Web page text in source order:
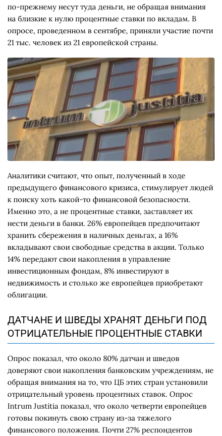
по-прежнему несут туда деньги, не обращая внимания
на близкие к нулю процентные ставки по вкладам. В
опросе, проведенном в сентябре, приняли участие почти
21 тыс. человек из 21 европейской страны.
Аналитики считают, что опыт, полученный в ходе
предыдущего финансового кризиса, стимулирует людей
к поиску хоть какой-то финансовой безопасности.
Именно это, а не процентные ставки, заставляет их
нести деньги в банки. 26% европейцев предпочитают
хранить сбережения в наличных деньгах, а 16%
вкладывают свои свободные средства в акции. Только
14% передают свои накопления в управление
инвестиционным фондам, 8% инвестируют в
недвижимость и столько же европейцев приобретают
облигации.
ДАТЧАНЕ И ШВЕДЫ ХРАНЯТ ДЕНЬГИ ПОД
ОТРИЦАТЕЛЬНЫЕ ПРОЦЕНТНЫЕ СТАВКИ
Опрос показал, что около 80% датчан и шведов
доверяют свои накопления банковским учреждениям, не
обращая внимания на то, что ЦБ этих стран установили
отрицательный уровень процентных ставок. Опрос
Intrum Justitia показал, что около четверти европейцев
готовы покинуть свою страну из-за тяжелого
финансового положения. Почти 27% респондентов